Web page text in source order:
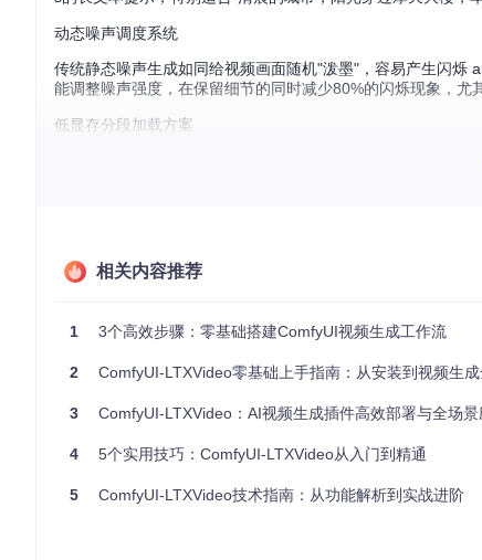
动态噪声调度系统
传统静态噪声生成如同给视频画面随机"泼墨"，容易产生闪烁
能调整噪声强度，在保留细节的同时减少80%的闪烁现象，尤
低显存分段加载方案
全量加载模式要求至少8GB显存才能运行基础模型，而
参数，可灵活适
基础环境配置步骤
ComfyUI/custom-nodes
git clone https://gitcode.com/GitHub_Trending/co/
# 3. 安装依赖包（推荐使用国内镜像加速）
相关内容推荐
1 3个高效步骤：零基础搭建ComfyUI视频生成工作流
2 ComfyUI-LTXVideo零基础上手指南：从安装到视频生
3 ComfyUI-LTXVideo：AI视频生成插件高效部署与全场
4 5个实用技巧：ComfyUI-LTXVideo从入门到精通
5 ComfyUI-LTXVideo技术指南：从功能解析到实战进阶